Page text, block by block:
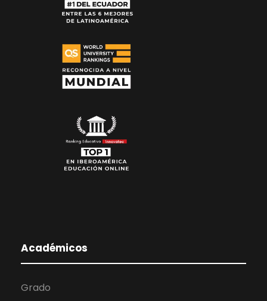
Académicos
Grado